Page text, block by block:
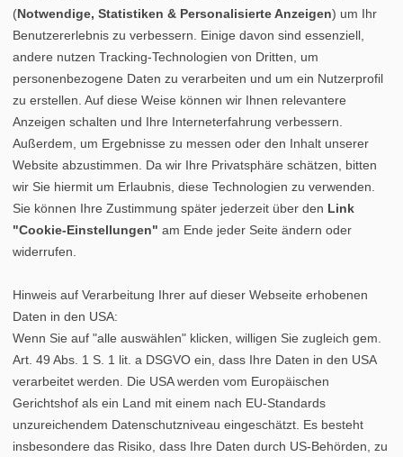
(Notwendige, Statistiken & Personalisierte Anzeigen) um Ihr
Benutzererlebnis zu verbessern. Einige davon sind essenziell,
andere nutzen Tracking-Technologien von Dritten, um
personenbezogene Daten zu verarbeiten und um ein Nutzerprofil
zu erstellen. Auf diese Weise können wir Ihnen relevantere
Anzeigen schalten und Ihre Interneterfahrung verbessern.
Außerdem, um Ergebnisse zu messen oder den Inhalt unserer
Website abzustimmen. Da wir Ihre Privatsphäre schätzen, bitten
wir Sie hiermit um Erlaubnis, diese Technologien zu verwenden.
Sie können Ihre Zustimmung später jederzeit über den Link
"Cookie-Einstellungen" am Ende jeder Seite ändern oder
widerrufen.
Hinweis auf Verarbeitung Ihrer auf dieser Webseite erhobenen
Daten in den USA:
Wenn Sie auf "alle auswählen" klicken, willigen Sie zugleich gem.
Art. 49 Abs. 1 S. 1 lit. a DSGVO ein, dass Ihre Daten in den USA
verarbeitet werden. Die USA werden vom Europäischen
Gerichtshof als ein Land mit einem nach EU-Standards
unzureichendem Datenschutzniveau eingeschätzt. Es besteht
insbesondere das Risiko, dass Ihre Daten durch US-Behörden, zu